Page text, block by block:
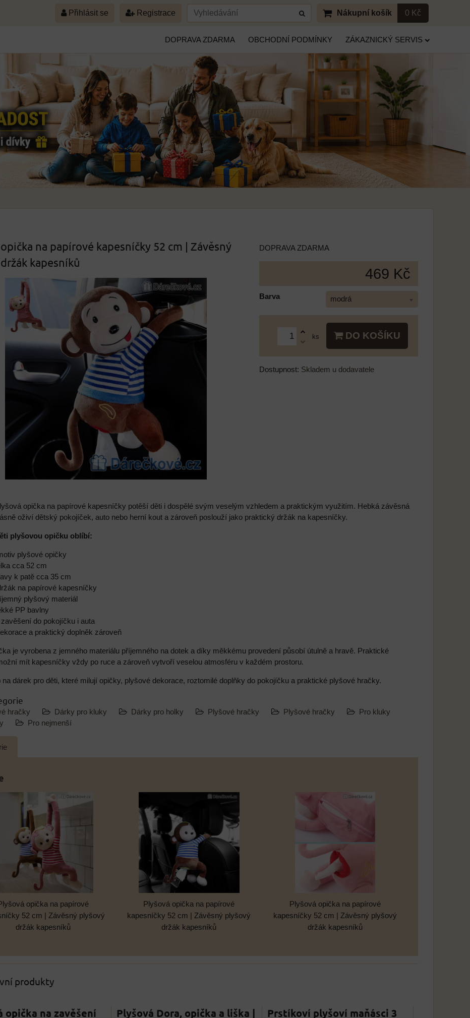
Přihlásit se Registrace Nákupní košík 0 Kč
DOPRAVA ZDARMA OBCHODNÍ PODMÍNKY ZÁKAZNICKÝ SERVIS
na papírové kapesníčky 52 cm | Závěsný
kapesníků
DOPRAVA ZDARMA
469 Kč
Barva modrá
ks DO KOŠÍKU
Dostupnost: Skladem u dodavatele
opička na papírové kapesníčky potěší děti i dospělé svým veselým vzhledem a praktickým využitím. Hebká závěsná
oživí dětský pokojíček, auto nebo herní kout a zároveň poslouží jako praktický držák na kapesníčky.
plyšovou opičku oblíbí:
plyšové opičky
cca 52 cm
k patě cca 35 cm
na papírové kapesníčky
plyšový materiál
PP bavlny
zavěšení do pokojíčku i auta
a praktický doplněk zároveň
je vyrobena z jemného materiálu příjemného na dotek a díky měkkému provedení působí útulně a hravě. Praktické
mít kapesníčky vždy po ruce a zároveň vytvoří veselou atmosféru v každém prostoru.
na dárek pro děti, které milují opičky, plyšové dekorace, roztomilé doplňky do pokojíčku a praktické plyšové hračky.
hračky Dárky pro kluky Dárky pro holky Plyšové hračky Plyšové hračky
Pro kluky
Pro nejmenší
opička na papírové
52 cm | Závěsný plyšový
držák kapesníků
Plyšová opička na papírové
kapesníčky 52 cm | Závěsný plyšový
držák kapesníků
Plyšová opička na papírové
kapesníčky 52 cm | Závěsný plyšový
držák kapesníků
produkty
opička na zavěšení
Plyšová Dora, opička a liška |
Prstíkoví plyšoví maňásci 3